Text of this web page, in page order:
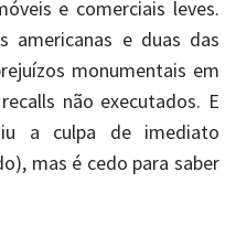
e comerciais leves.
americanas e duas das
monumentais em
não executados. E
a culpa de imediato
mas é cedo para saber